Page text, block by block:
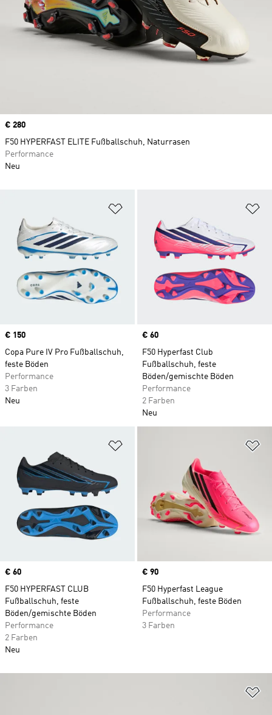
Price
€ 150
Copa Pure IV Pro Fußballschuh,
feste Böden
Performance
3 Farben
Neu
Price
€ 60
F50 Hyperfast Club
Fußballschuh, feste
Böden/gemischte Böden
Performance
2 Farben
Neu
Zur Wunschliste hinzufügen
Price
€ 60
F50 HYPERFAST CLUB
Fußballschuh, feste
Böden/gemischte Böden
Performance
2 Farben
Neu
Price
€ 90
F50 Hyperfast League
Fußballschuh, feste Böden
Performance
3 Farben
Price
€ 280
F50 HYPERFAST ELITE Fußballschuh, Naturrasen
Performance
Neu